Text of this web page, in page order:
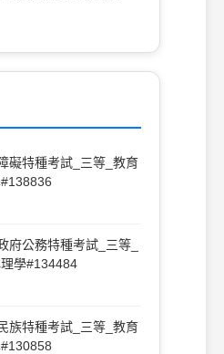
需要性 (D)教育性。
礙特種考試_三等_教育
府公務特種考試_三等_
學#134484
族特種考試_三等_教育